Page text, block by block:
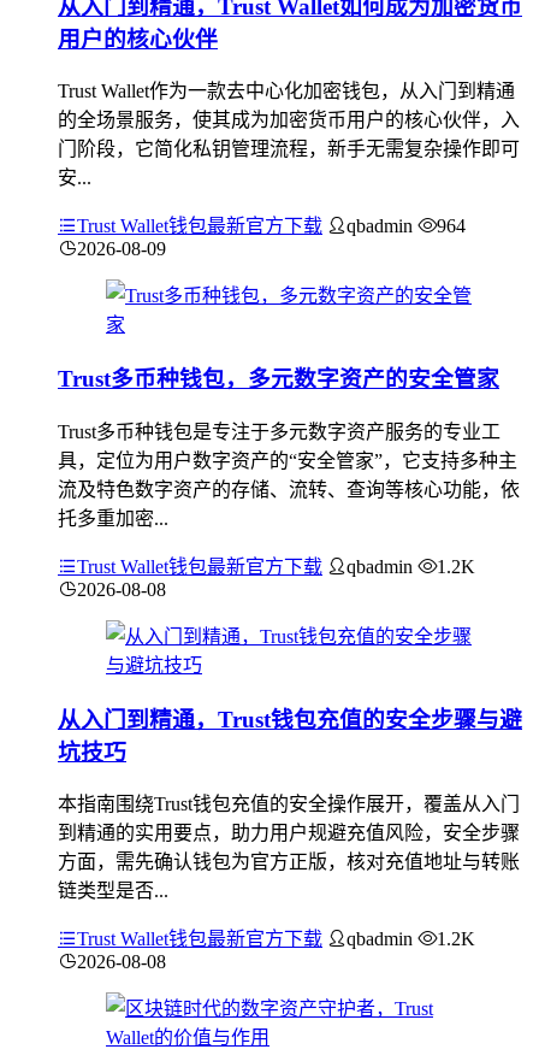
从入门到精通，Trust Wallet如何成为加密货币
用户的核心伙伴
Trust Wallet作为一款去中心化加密钱包，从入门到精通
的全场景服务，使其成为加密货币用户的核心伙伴，入
门阶段，它简化私钥管理流程，新手无需复杂操作即可
安...
Trust Wallet钱包最新官方下载 qbadmin
964
2026-08-09
Trust多币种钱包，多元数字资产的安全管家
Trust多币种钱包是专注于多元数字资产服务的专业工
具，定位为用户数字资产的“安全管家”，它支持多种主
流及特色数字资产的存储、流转、查询等核心功能，依
托多重加密...
Trust Wallet钱包最新官方下载 qbadmin
1.2K
2026-08-08
从入门到精通，Trust钱包充值的安全步骤与避
坑技巧
本指南围绕Trust钱包充值的安全操作展开，覆盖从入门
到精通的实用要点，助力用户规避充值风险，安全步骤
方面，需先确认钱包为官方正版，核对充值地址与转账
链类型是否...
Trust Wallet钱包最新官方下载 qbadmin
1.2K
2026-08-08